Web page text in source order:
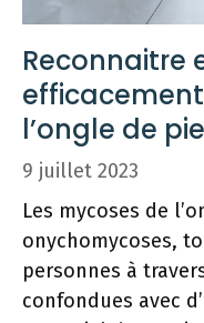
Reconnaitre
l’ongle de
9 juillet 2023
Les mycoses de
onychomycoses,
personnes à
confondues avec